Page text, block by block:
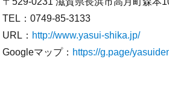
TEL：0749-85-3133
URL： http://www.yasui-shika.jp/
Googleマップ： https://g.page/